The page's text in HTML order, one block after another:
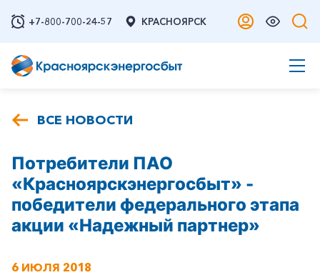
+7-800-700-24-57 КРАСНОЯРСК
ВСЕ НОВОСТИ
Потребители ПАО
«Красноярскэнергосбыт» -
победители федерального этапа
акции «Надежный партнер»
6 ИЮЛЯ 2018